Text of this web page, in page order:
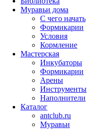
Муравьи дома
С чего начать
Формикарии
Условия
Кормление
Мастерская
Инкубаторы
Формикарии
Арены
Инструменты
Наполнители
Каталог
antclub.ru
Муравьи